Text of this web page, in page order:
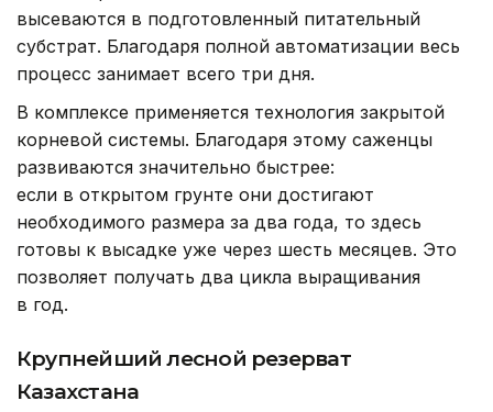
высеваются в подготовленный питательный
субстрат. Благодаря полной автоматизации весь
процесс занимает всего три дня.
В комплексе применяется технология закрытой
корневой системы. Благодаря этому саженцы
развиваются значительно быстрее:
если в открытом грунте они достигают
необходимого размера за два года, то здесь
готовы к высадке уже через шесть месяцев. Это
позволяет получать два цикла выращивания
в год.
Крупнейший лесной резерват
Казахстана